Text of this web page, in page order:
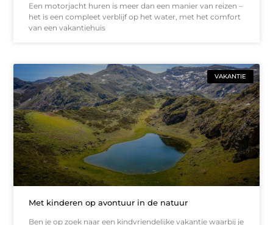
Een motorjacht huren is meer dan een manier van reizen –
het is een compleet verblijf op het water, met het comfort
van een vakantiehuis
VAKANTIE
Met kinderen op avontuur in de natuur
Ben je op zoek naar een kindvriendelijke vakantie waarbij je